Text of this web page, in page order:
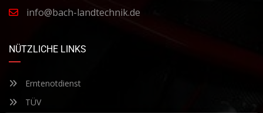
info@bach-landtechnik.de
NÜTZLICHE LINKS
Erntenotdienst
TÜV